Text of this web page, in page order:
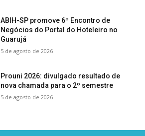
ABIH-SP promove 6º Encontro de
Negócios do Portal do Hoteleiro no
Guarujá
5 de agosto de 2026
Prouni 2026: divulgado resultado de
nova chamada para o 2º semestre
5 de agosto de 2026